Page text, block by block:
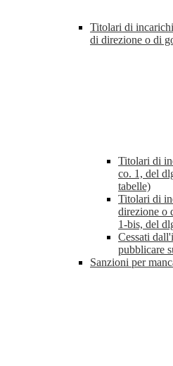
Titolari di
di direzione o di
Titolari di
co. 1, del
tabelle)
Titolari di
direzione o
1-bis, del
Cessati
pubblicare
Sanzioni per